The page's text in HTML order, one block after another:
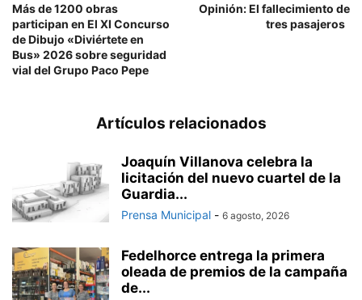
Más de 1200 obras
participan en El XI Concurso
de Dibujo «Diviértete en
Bus» 2026 sobre seguridad
vial del Grupo Paco Pepe
Opinión: El fallecimiento de
tres pasajeros
Artículos relacionados
Joaquín Villanova celebra la
licitación del nuevo cuartel de la
Guardia...
Prensa Municipal - 6 agosto, 2026
Fedelhorce entrega la primera
oleada de premios de la campaña
de...